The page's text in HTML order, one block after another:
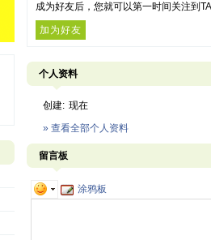
成为好友后，您就可以第一时间关注到
加为好友
个人资料
创建: 现在
» 查看全部个人资料
留言板
涂鸦板